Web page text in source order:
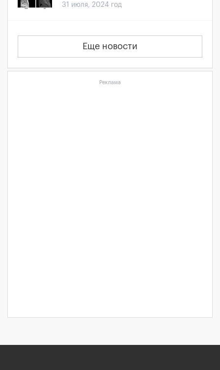
31 июля, 2024 год
Еще новости
Реклама